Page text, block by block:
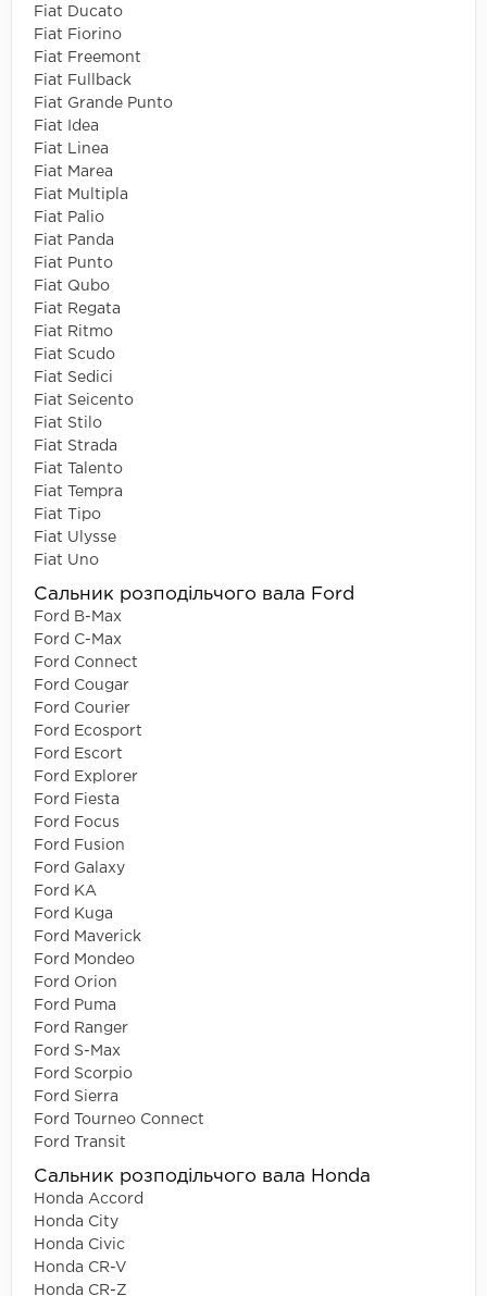
Fiat Ducato
Fiat Fiorino
Fiat Freemont
Fiat Fullback
Fiat Grande Punto
Fiat Idea
Fiat Linea
Fiat Marea
Fiat Multipla
Fiat Palio
Fiat Panda
Fiat Punto
Fiat Qubo
Fiat Regata
Fiat Ritmo
Fiat Scudo
Fiat Sedici
Fiat Seicento
Fiat Stilo
Fiat Strada
Fiat Talento
Fiat Tempra
Fiat Tipo
Fiat Ulysse
Fiat Uno
Сальник розподільчого вала Ford
Ford B-Max
Ford C-Max
Ford Connect
Ford Cougar
Ford Courier
Ford Ecosport
Ford Escort
Ford Explorer
Ford Fiesta
Ford Focus
Ford Fusion
Ford Galaxy
Ford KA
Ford Kuga
Ford Maverick
Ford Mondeo
Ford Orion
Ford Puma
Ford Ranger
Ford S-Max
Ford Scorpio
Ford Sierra
Ford Tourneo Connect
Ford Transit
Сальник розподільчого вала Honda
Honda Accord
Honda City
Honda Civic
Honda CR-V
Honda CR-Z